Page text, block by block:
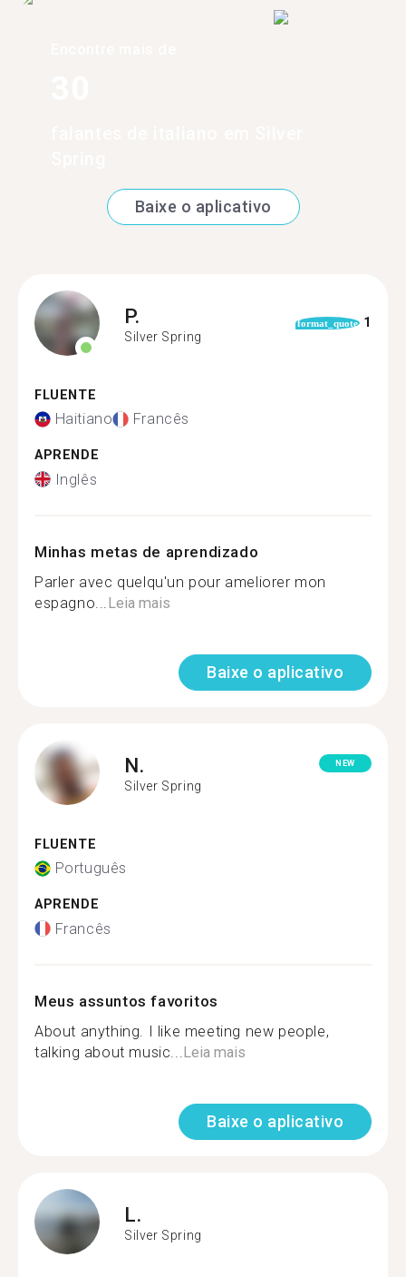
Baixe o aplicativo
P.
Silver Spring
format_quote 1
FLUENTE
Haitiano Francês
APRENDE
Inglês
Minhas metas de aprendizado
Parler avec quelqu'un pour ameliorer mon
espagno... Leia mais
Baixe o aplicativo
N.
Silver Spring
NEW
FLUENTE
Português
APRENDE
Francês
Meus assuntos favoritos
About anything. I like meeting new people,
talking about music... Leia mais
Baixe o aplicativo
L.
Silver Spring